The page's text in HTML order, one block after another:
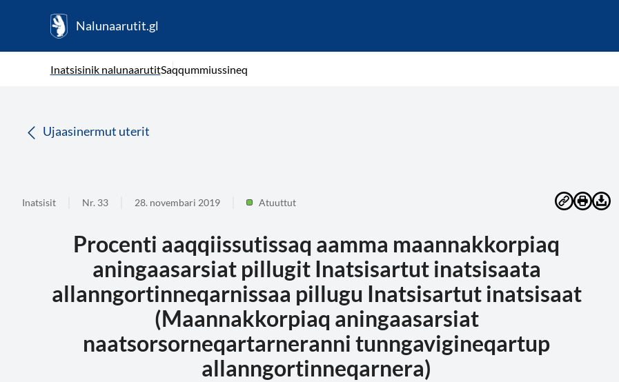
Nalunaarutit.gl
Inatsisinik nalunaarutitSaqqummiussineq
Ujaasinermut uterit
Inatsisit Nr. 33 28. novembari 2019 Atuuttut
Procenti aaqqiissutissaq aamma maannakkorpiaq
aningaasarsiat pillugit Inatsisartut inatsisaata
allanngortinneqarnissaa pillugu Inatsisartut inatsisaat
(Maannakkorpiaq aningaasarsiat
naatsorsorneqartarneranni tunngavigineqartup
allanngortinneqarnera)